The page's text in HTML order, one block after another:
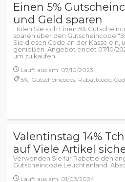
Einen 5%
und Geld sparen
Holen Sie sich Einen 5%
sparen über den Gutscheincode
Sie diesen Code an der Kasse ein,
genießen. Angebot endet 07/10/
um zu kaufen.
Läuft aus am: 07/10/2023
5%, Gutscheincodes, Rabattcode,
Valentinstag 14%
auf Viele Artikel
Verwenden Sie für Rabatte den
Gutscheincode Leuchtenland.
Läuft aus am: 01/03/2024